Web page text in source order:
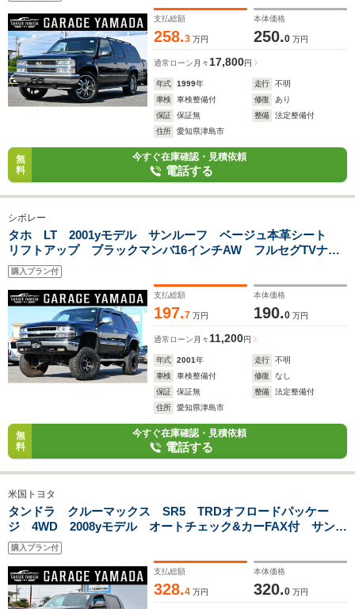
支払総額
258.3 万円
本体価格
250.0 万円
通常ローン 月々 17,800円
年式 1999年 走行
不明
車検
車検整備付 修復
あり
保証
保証無 整備
法定整備付
住所
愛知県津島市
無
料
今すぐ在庫確認・見積依頼
電話する
シボレー
タホ LT 2001yモデル サンルーフ ベージュ本革シート
リフトアップ ブラックマンバ16インチAW フルセグTVナビ
ナビ Bluetooth バックカメラ ETC キーレス 切替式
4WD 1ナンバー5人乗り
購入プラン付
支払総額
197.7 万円
本体価格
190.0 万円
通常ローン 月々 11,200円
年式 2001年 走行
不明
車検
車検整備付 修復
なし
保証
保証無 整備
法定整備付
住所
愛知県津島市
無
料
今すぐ在庫確認・見積依頼
電話する
米国トヨタ
タンドラ クルーマックス SR5 TRDオフロードパッケー
ジ 4WD 2008yモデル オートチェック&カーFAX付 サンル
ーフ JBLサウンド キーレス
購入プラン付
支払総額
328.4 万円
本体価格
320.0 万円